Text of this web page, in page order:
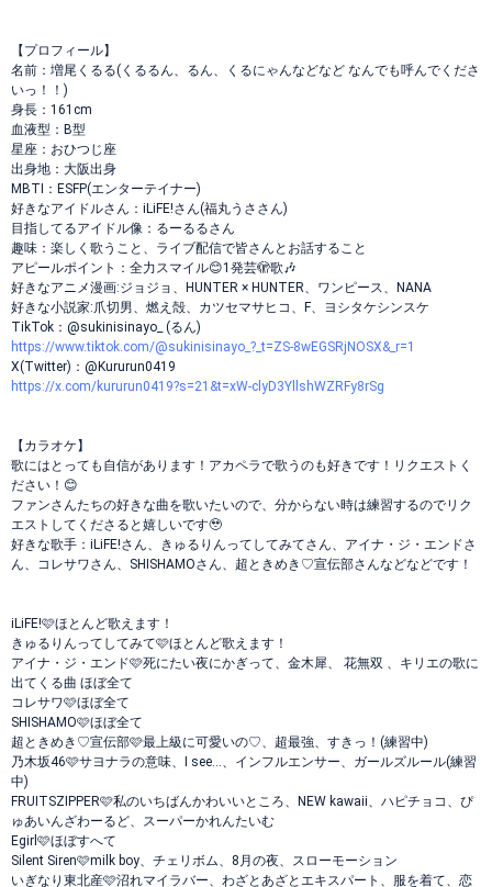
【プロフィール】
名前：増尾くるる(くるるん、るん、くるにゃんなどなど なんでも呼んでくださ
いっ！！)
身長：161cm
血液型：B型
星座：おひつじ座
出身地：大阪出身
MBTI：ESFP(エンターテイナー)
好きなアイドルさん：iLiFE!さん(福丸うささん)
目指してるアイドル像：るーるるさん
趣味：楽しく歌うこと、ライブ配信で皆さんとお話すること
アピールポイント：全力スマイル😊1発芸🫣歌🎶
好きなアニメ漫画:ジョジョ、HUNTER × HUNTER、ワンピース、NANA
好きな小説家:爪切男、燃え殻、カツセマサヒコ、F、ヨシタケシンスケ
TikTok：@sukinisinayo_ (るん)
https://www.tiktok.com/@sukinisinayo_?_t=ZS-8wEGSRjNOSX&_r=1
X(Twitter)：@Kururun0419
https://x.com/kururun0419?s=21&t=xW-clyD3YllshWZRFy8rSg
【カラオケ】
歌にはとっても自信があります！アカペラで歌うのも好きです！リクエストく
ださい！😊
ファンさんたちの好きな曲を歌いたいので、分からない時は練習するのでリク
エストしてくださると嬉しいです🥹
好きな歌手：iLiFE!さん、きゅるりんってしてみてさん、アイナ・ジ・エンドさ
ん、コレサワさん、SHISHAMOさん、超ときめき♡宣伝部さんなどなどです！
iLiFE!🩷ほとんど歌えます！
きゅるりんってしてみて🩷ほとんど歌えます！
アイナ・ジ・エンド🩷死にたい夜にかぎって、金木犀、 花無双 、キリエの歌に
出てくる曲 ほぼ全て
コレサワ🩷ほぼ全て
SHISHAMO🩷ほぼ全て
超ときめき♡宣伝部🩷最上級に可愛いの♡、超最強、すきっ！(練習中)
乃木坂46🩷サヨナラの意味、I see...、インフルエンサー、ガールズルール(練習
中)
FRUITSZIPPER🩷私のいちばんかわいいところ、NEW kawaii、ハピチョコ、ぴ
ゅあいんざわーるど、スーパーかれんたいむ
Egirl🩷ほぼすへて
Silent Siren🩷milk boy、チェリボム、8月の夜、スローモーション
いぎなり東北産🩷沼れマイラバー、わざとあざとエキスパート、服を着て、恋